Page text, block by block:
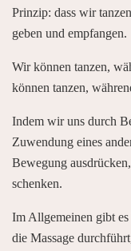
Prinzip: dass wir
geben und empfangen.
Wir können tanzen,
können tanzen,
Indem wir uns durch
Zuwendung eines
Bewegung
schenken.
Im Allgemeinen gibt
die Massage